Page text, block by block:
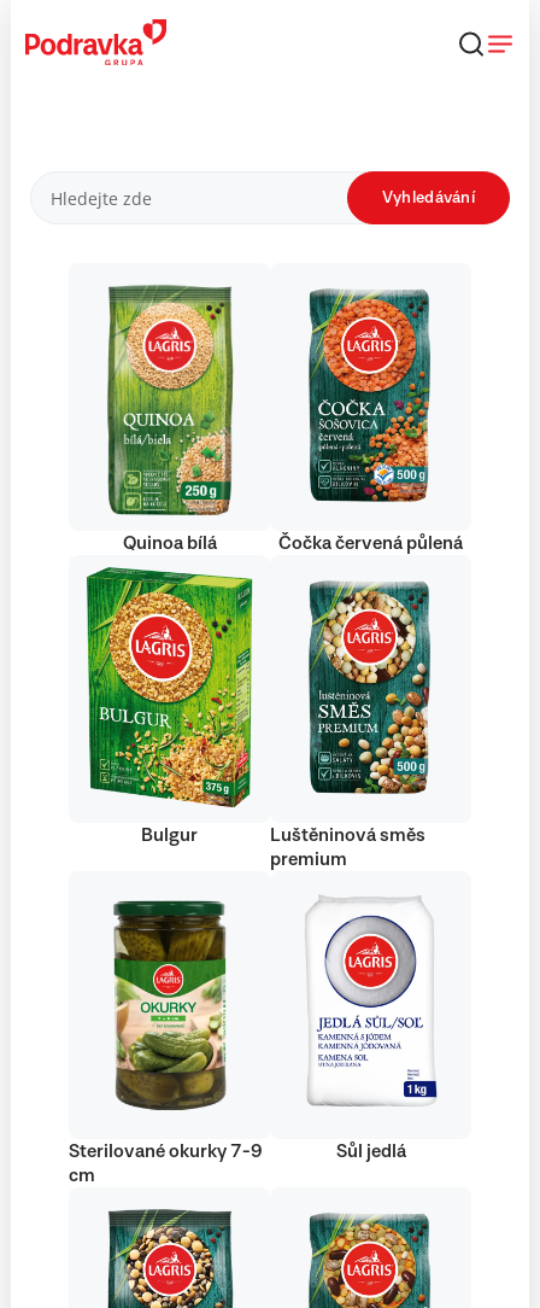
obsahu
Produkty Vyhledávání
Quinoa bílá Čočka červená půlená
Bulgur
Luštěninová směs
premium
Sterilované okurky 7-9
cm
Sůl jedlá